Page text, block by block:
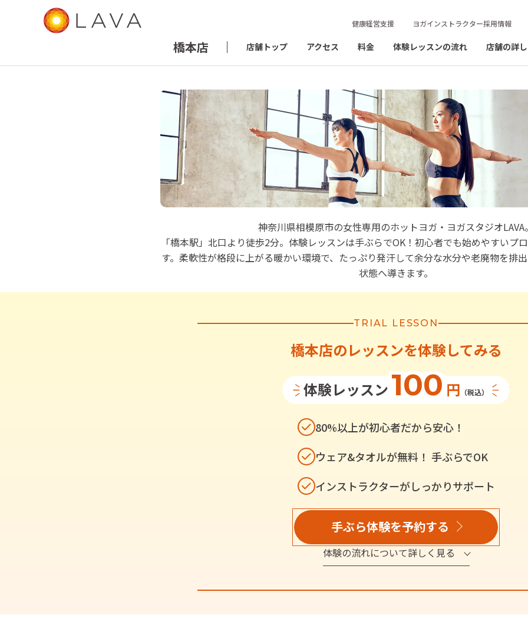
健康経営支援 ヨガインストラクター採用情報
橋本店 店舗トップ アクセス 料金 体験レッスンの流れ 店舗の詳
LAVA 橋本店
ホットヨガスタジオ
相模原市
神奈川県相模原市の女性専用のホットヨガ・ヨガスタジオLAVA。
「橋本駅」北口より徒歩2分。体験レッスンは手ぶらでOK！初心者でも始めやすいプ
す。柔軟性が格段に上がる暖かい環境で、たっぷり発汗して余分な水分や老廃物を排
状態へ導きます。
TRIAL LESSON
橋本店のレッスンを体験してみる
体験レッスン100 円 （税込）
80%以上が初心者だから安心！
ウェア&タオルが無料！ 手ぶらでOK
インストラクターがしっかりサポート
手ぶら体験を予約する
体験の流れについて詳しく見る